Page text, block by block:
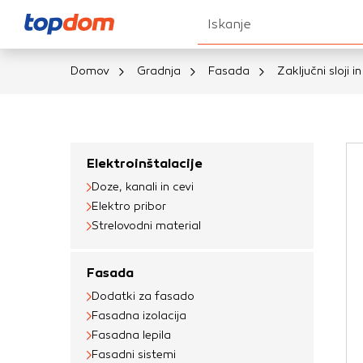
Domov Gradnja Fasada Zaključni sloji
Elektroinštalacije
Doze, kanali in cevi
Elektro pribor
Strelovodni material
Fasada
Dodatki za fasado
Fasadna izolacija
Fasadna lepila
Fasadni sistemi
Ko obiščete katero
brskalnika,
vašo napravo ali pa
informacije
prilagojeno
različna imena
določenih vrst